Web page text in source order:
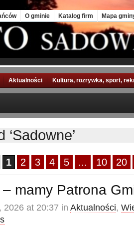
O gminie Katalog firm Mapa
Aktualności Kultura, rozrywka, sport,
‘Sadowne’
1 2 3 4 5 ... 10 20
mamy Patrona
2026 at 20:37 in Aktualności,